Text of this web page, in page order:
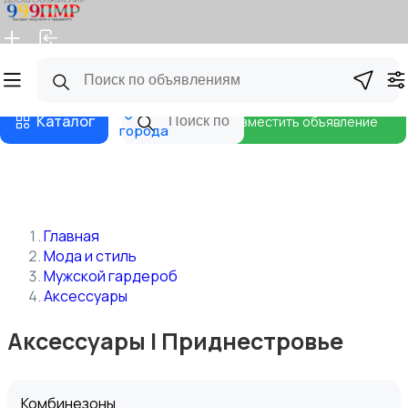
Главная
Каталог
города
Разместить объявление
Главная
Мода и стиль
Мужской гардероб
Аксессуары
Аксессуары | Приднестровье
Комбинезоны